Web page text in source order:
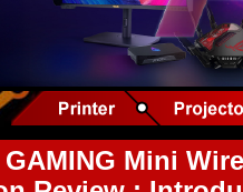
GAMING Mini